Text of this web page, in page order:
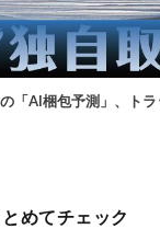
の「AI梱包予測」、ト
とめてチェック